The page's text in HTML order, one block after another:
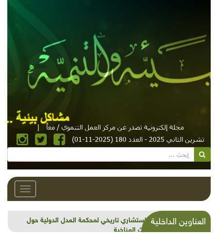
مجلة إلكترونية تصدر عن مركز العمل التنموي / معاً
|
تشرين الثاني 2025 - العدد 180 (2025-11-01)
Toggle
العناوين الداخليةشذرات بيئية وتنموية...بنية تحتية وحلويات قبيحة
وحاكورة ونوبل وزيتون و"سيباط"